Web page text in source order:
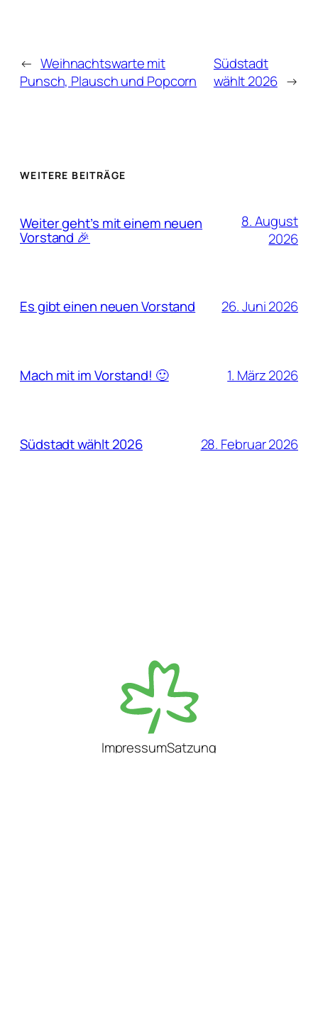
← Weihnachtswarte mit
Punsch, Plausch und Popcorn
Südstadt
wählt 2026 →
WEITERE BEITRÄGE
Weiter geht’s mit einem neuen
Vorstand 🎉
8. August
2026
Es gibt einen neuen Vorstand 26. Juni 2026
Mach mit im Vorstand! 🙂 1. März 2026
Südstadt wählt 2026 28. Februar 2026
ImpressumSatzung